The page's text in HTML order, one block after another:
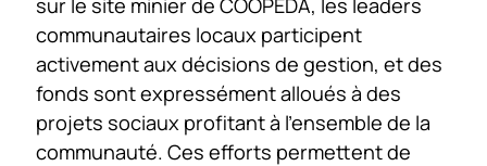
communautaires locaux participent
activement aux décisions de gestion, et des
fonds sont expressément alloués à des
projets sociaux profitant à l’ensemble de la
communauté. Ces efforts permettent de